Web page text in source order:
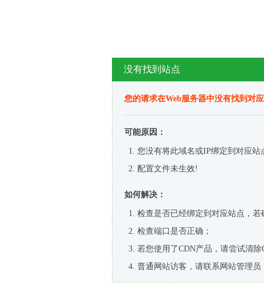
没有找到站点
您的请求在Web服务器中没有找到对
可能原因：
您没有将此域名或IP绑定到对应站
配置文件未生效!
如何解决：
检查是否已经绑定到对应站点，
检查端口是否正确；
若您使用了CDN产品，请尝试清除
普通网站访客，请联系网站管理员